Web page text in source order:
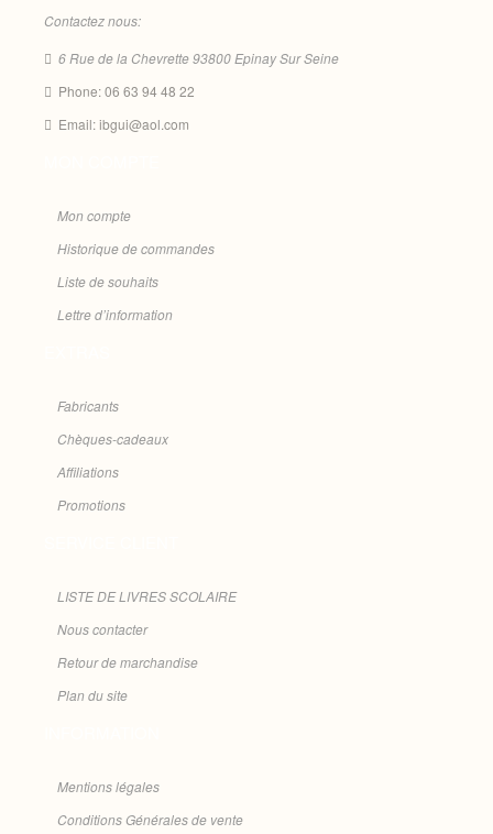
Contactez nous:
6 Rue de la Chevrette 93800 Epinay Sur Seine
Phone: 06 63 94 48 22
Email: ibgui@aol.com
Mon compte
Historique de commandes
Liste de souhaits
Lettre d’information
Fabricants
Chèques-cadeaux
Affiliations
Promotions
LISTE DE LIVRES SCOLAIRE
Nous contacter
Retour de marchandise
Plan du site
Mentions légales
Conditions Générales de vente